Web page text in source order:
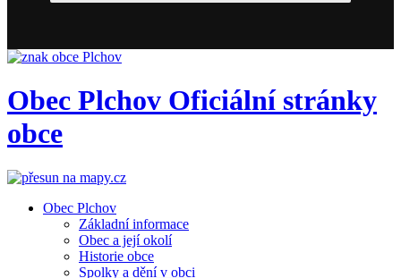
Obec Plchov Oficiální stránky
obce
Obec Plchov
Základní informace
Obec a její okolí
Historie obce
Spolky a dění v obci